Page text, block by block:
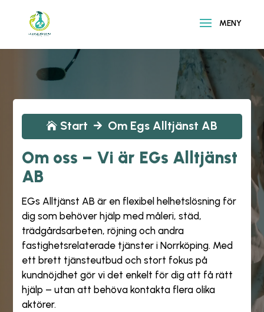
 Start  Om Egs Alltjänst AB
Om oss – Vi är EGs Alltjänst
AB
EGs Alltjänst AB är en flexibel helhetslösning för
dig som behöver hjälp med måleri, städ,
trädgårdsarbeten, röjning och andra
fastighetsrelaterade tjänster i Norrköping. Med
ett brett tjänsteutbud och stort fokus på
kundnöjdhet gör vi det enkelt för dig att få rätt
hjälp – utan att behöva kontakta flera olika
aktörer.